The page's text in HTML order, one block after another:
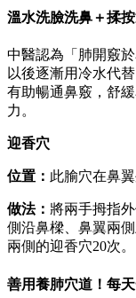
溫水洗臉洗鼻＋揉
中醫認為「肺開竅
以後逐漸用冷水代
有助暢通鼻竅，舒
力。
迎香穴
位置： 此腧穴在鼻
做法： 將兩手拇指
側沿鼻樑、鼻翼兩
兩側的迎香穴20次。
善用養肺穴道！每